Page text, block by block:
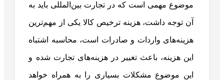
موضوع مهمی است که در تجارت بین‌المللی باید به
آن توجه داشت، هزینه ترخیص کالا یکی از مهم‌ترین
هزینه‌های واردات و صادرات است، محاسبه اشتباه
این هزینه، باعث تغییر در هزینه‌های تجارت شده و
این موضوع مشکلات بسیاری را به همراه خواهد